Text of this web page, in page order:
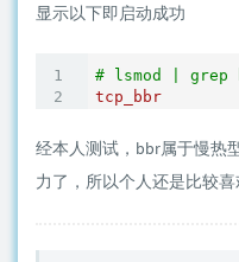
显示以下即启动成功
# lsmod | grep
tcp_bbr
经本人测试，bbr属于慢热
力了，所以个人还是比较喜